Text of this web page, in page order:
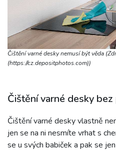
Čištění varné desky nemusí být věda
(https://cz.depositphotos.com))
Čištění varné desky
Čištění varné desky vlastně
jen se na ni nesmíte vrhat s
se u svých babiček a pak se